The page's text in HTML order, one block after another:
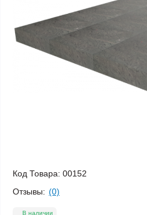
Код Товара: 00152
Отзывы: (0)
В наличии